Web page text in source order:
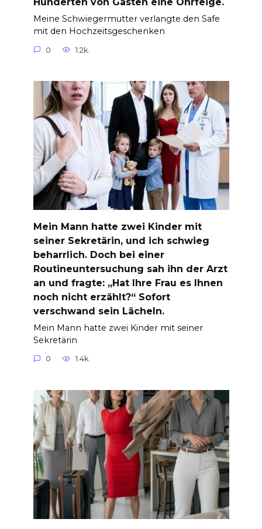
Meine Schwiegermutter verlangte den Safe
mit den Hochzeitsgeschenken
0 1.2k.
Mein Mann hatte zwei Kinder mit
seiner Sekretärin, und ich schwieg
beharrlich. Doch bei einer
Routineuntersuchung sah ihn der Arzt
an und fragte: „Hat Ihre Frau es Ihnen
noch nicht erzählt?“ Sofort
verschwand sein Lächeln.
Mein Mann hatte zwei Kinder mit seiner
Sekretärin
0 1.4k.